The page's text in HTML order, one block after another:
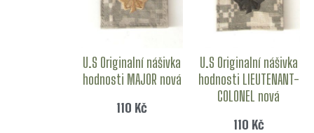
U.S Originalní nášivka
hodnosti MAJOR nová
110 Kč
U.S Originalní nášivka
hodnosti LIEUTENANT-
COLONEL nová
110 Kč